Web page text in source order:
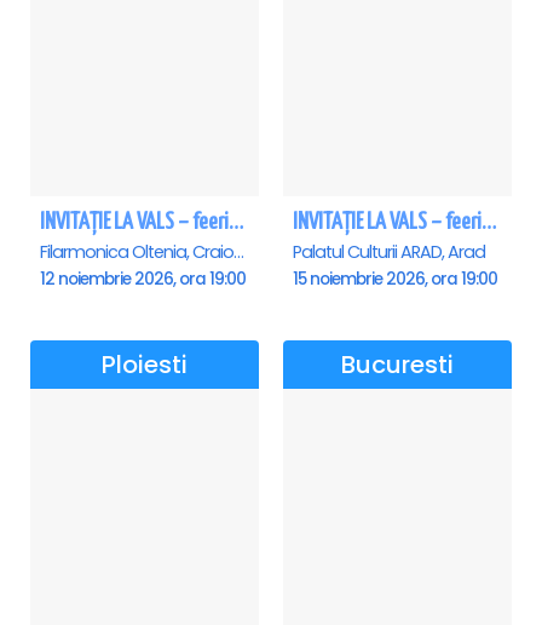
INVITAȚIE LA VALS – feerie de bal în paşi de dans - Craiova
Filarmonica Oltenia, Craiova
12 noiembrie 2026, ora 19:00
INVITAȚIE LA VALS – feerie de bal în paşi de dans - Arad
Palatul Culturii ARAD, Arad
15 noiembrie 2026, ora 19:00
Ploiesti Bucuresti